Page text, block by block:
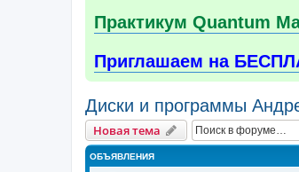
Практикум Quantum
Приглашаем на
Диски и программы
Новая тема
ОБЪЯВЛЕНИЯ